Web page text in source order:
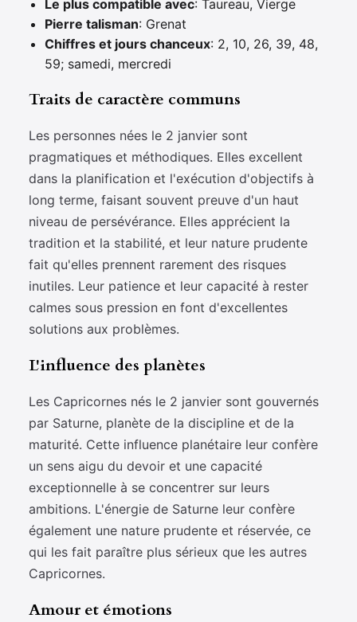
Le plus compatible avec: Taureau, Vierge
Pierre talisman: Grenat
Chiffres et jours chanceux: 2, 10, 26, 39, 48,
59; samedi, mercredi
Traits de caractère communs
Les personnes nées le 2 janvier sont
pragmatiques et méthodiques. Elles excellent
dans la planification et l'exécution d'objectifs à
long terme, faisant souvent preuve d'un haut
niveau de persévérance. Elles apprécient la
tradition et la stabilité, et leur nature prudente
fait qu'elles prennent rarement des risques
inutiles. Leur patience et leur capacité à rester
calmes sous pression en font d'excellentes
solutions aux problèmes.
L'influence des planètes
Les Capricornes nés le 2 janvier sont gouvernés
par Saturne, planète de la discipline et de la
maturité. Cette influence planétaire leur confère
un sens aigu du devoir et une capacité
exceptionnelle à se concentrer sur leurs
ambitions. L'énergie de Saturne leur confère
également une nature prudente et réservée, ce
qui les fait paraître plus sérieux que les autres
Capricornes.
Amour et émotions